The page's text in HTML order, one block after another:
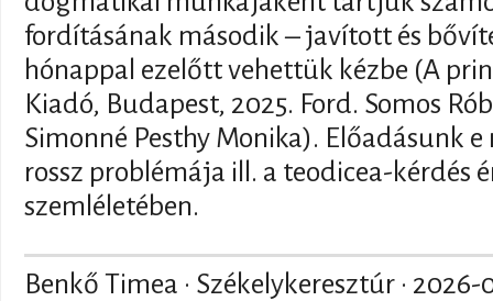
fordításának második – javított és
hónappal ezelőtt vehettük kézbe (A
Kiadó, Budapest, 2025. Ford. Somos
Simonné Pesthy Monika). Előadásunk
rossz problémája ill. a teodicea-kérdés
szemléletében.
Benkő Timea · Székelykeresztúr · 2026-